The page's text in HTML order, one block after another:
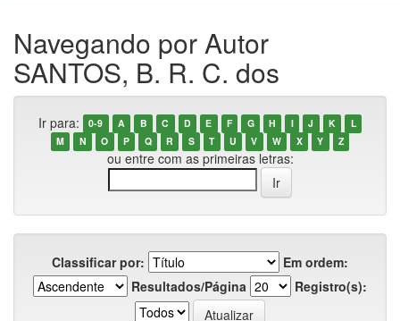
Navegando por Autor
SANTOS, B. R. C. dos
Ir para: 0-9 A B C D E F G H I J K
L
M
N O P Q R S T U V W X Y Z
ou entre com as primeiras letras:
Classificar por:
Em ordem:
Resultados/Página
Registro(s):